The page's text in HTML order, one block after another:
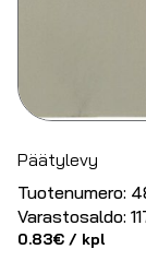
Päätylevy
Tuotenumero:
Varastosaldo:
0.83€ / kpl